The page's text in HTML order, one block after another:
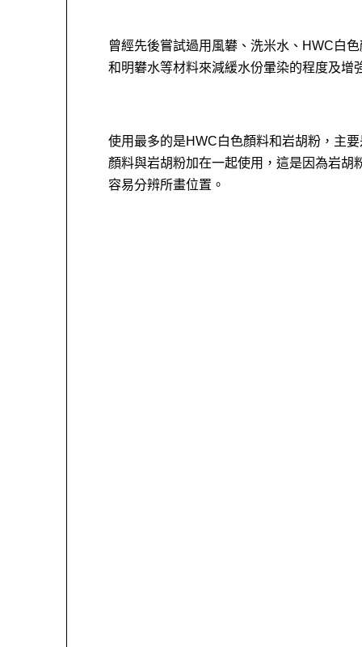
曾經先後嘗試過用風礬、洗米水、HWC白
和明礬水等材料來減緩水份暈染的程度及增
使用最多的是HWC白色顏料和岩胡粉，主
顏料與岩胡粉加在一起使用，這是因為岩
容易分辨所畫位置。